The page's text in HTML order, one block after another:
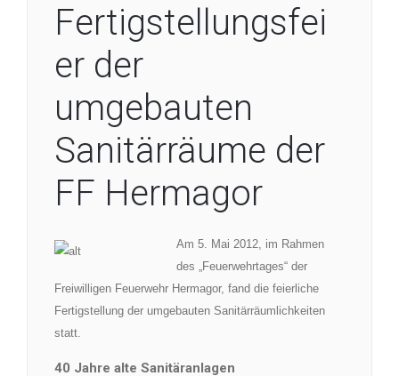
Fertigstellungsfei
er der
umgebauten
Sanitärräume der
FF Hermagor
Am 5. Mai 2012, im Rahmen
des „Feuerwehrtages“ der
Freiwilligen Feuerwehr Hermagor, fand die feierliche
Fertigstellung der umgebauten Sanitärräumlichkeiten
statt.
40 Jahre alte Sanitäranlagen